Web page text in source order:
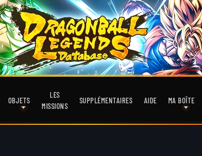
OBJETS
LES
MISSIONS
SUPPLÉMENTAIRES AIDE MA BOÎTE